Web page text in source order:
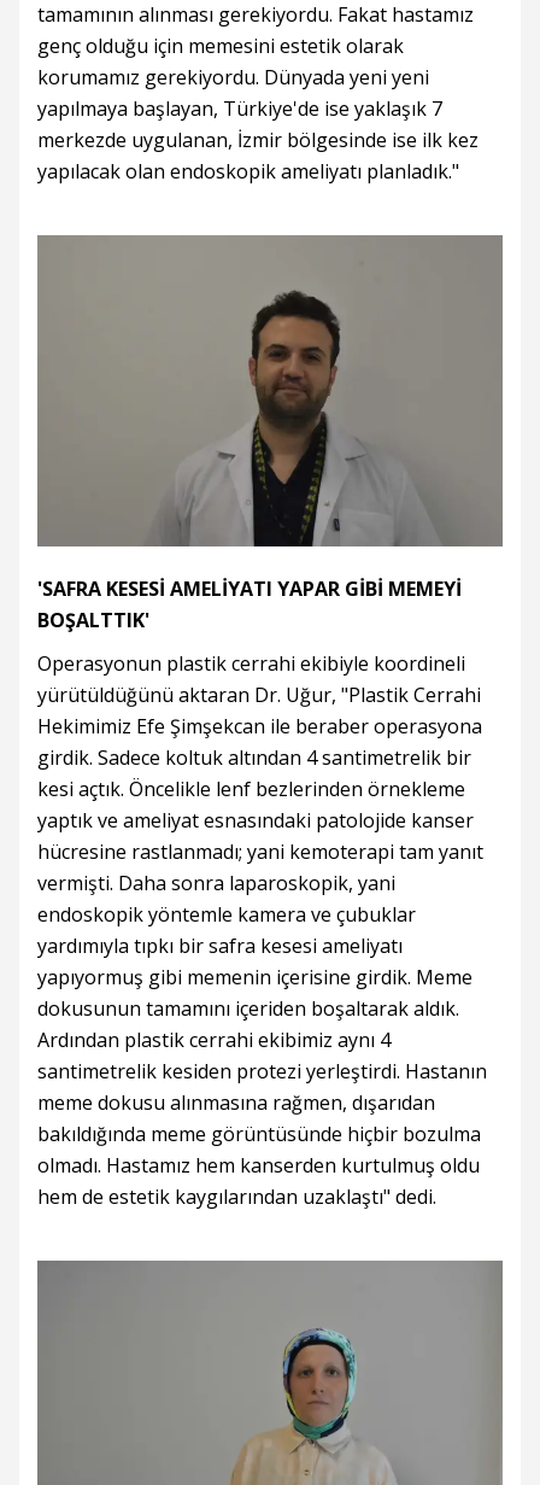
tamamının alınması gerekiyordu. Fakat hastamız
genç olduğu için memesini estetik olarak
korumamız gerekiyordu. Dünyada yeni yeni
yapılmaya başlayan, Türkiye'de ise yaklaşık 7
merkezde uygulanan, İzmir bölgesinde ise ilk kez
yapılacak olan endoskopik ameliyatı planladık."
'SAFRA KESESİ AMELİYATI YAPAR GİBİ MEMEYİ
BOŞALTTIK'
Operasyonun plastik cerrahi ekibiyle koordineli
yürütüldüğünü aktaran Dr. Uğur, "Plastik Cerrahi
Hekimimiz Efe Şimşekcan ile beraber operasyona
girdik. Sadece koltuk altından 4 santimetrelik bir
kesi açtık. Öncelikle lenf bezlerinden örnekleme
yaptık ve ameliyat esnasındaki patolojide kanser
hücresine rastlanmadı; yani kemoterapi tam yanıt
vermişti. Daha sonra laparoskopik, yani
endoskopik yöntemle kamera ve çubuklar
yardımıyla tıpkı bir safra kesesi ameliyatı
yapıyormuş gibi memenin içerisine girdik. Meme
dokusunun tamamını içeriden boşaltarak aldık.
Ardından plastik cerrahi ekibimiz aynı 4
santimetrelik kesiden protezi yerleştirdi. Hastanın
meme dokusu alınmasına rağmen, dışarıdan
bakıldığında meme görüntüsünde hiçbir bozulma
olmadı. Hastamız hem kanserden kurtulmuş oldu
hem de estetik kaygılarından uzaklaştı" dedi.